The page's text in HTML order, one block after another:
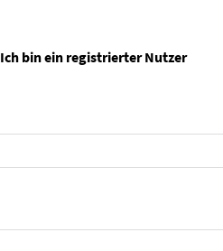
Ich bin ein registrierter Nutzer